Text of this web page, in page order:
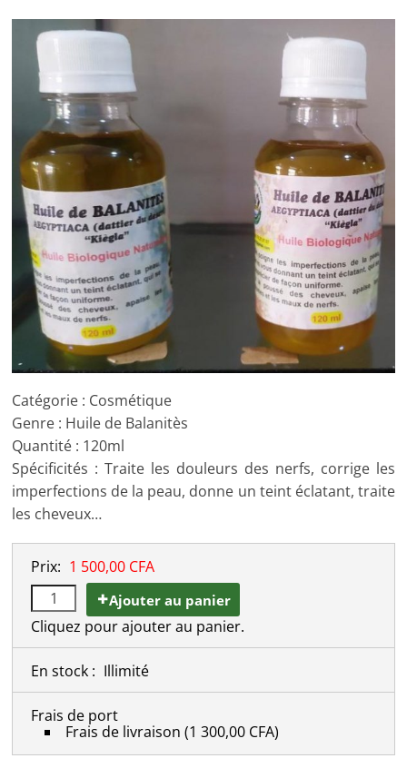
Catégorie : Cosmétique
Genre : Huile de Balanitès
Quantité : 120ml
Spécificités : Traite les douleurs des nerfs, corrige les
imperfections de la peau, donne un teint éclatant, traite
les cheveux…
Prix: 1 500,00 CFA
Ajouter au panier
Cliquez pour ajouter au panier.
En stock : Illimité
Frais de port
Frais de livraison (1 300,00 CFA)